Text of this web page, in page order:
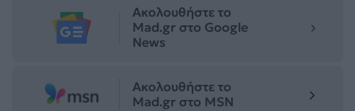
Ακολουθήστε το
Mad.gr στο Google
News
Ακολουθήστε το
Mad.gr στο MSN